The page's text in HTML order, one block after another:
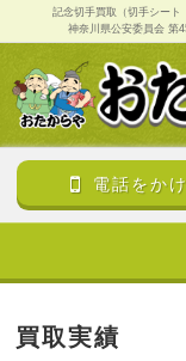
記念切手買取（切手シー
神奈川県公安委員会 第
電話をか
買取実績